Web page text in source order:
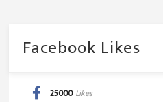
Facebook Likes
25000 Likes